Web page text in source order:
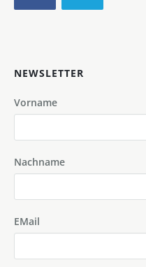
NEWSLETTER
Vorname
Nachname
EMail